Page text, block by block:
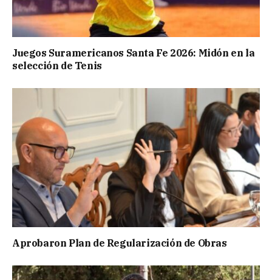
Juegos Suramericanos Santa Fe 2026: Midón en la
selección de Tenis
Aprobaron Plan de Regularización de Obras